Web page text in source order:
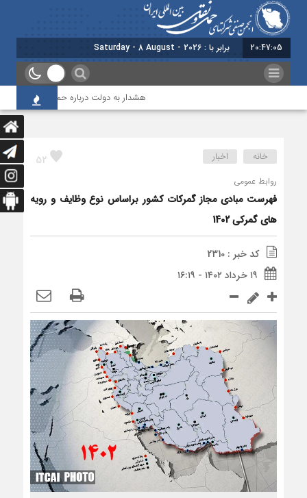
20:47:05 برابر با : Saturday - 8 August - 2026
هشدار به دولت درباره حمل‌ونقل
52 خانه اخبار
روابط عمومی
فهرست مبادي مجاز گمركات كشور براساس نوع وظايف و رويه
هاي گمركي 1402
کد خبر : 2310
۱۹ خرداد ۱۴۰۲ - ۱۶:۱۹